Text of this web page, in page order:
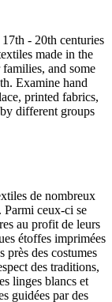
- 20th centuries
made in the
and some
Examine hand
printed fabrics,
different groups
de nombreux
ceux-ci se
au profit de leurs
étoffes imprimées
près des costumes
des traditions,
linges blancs et
guidées par des